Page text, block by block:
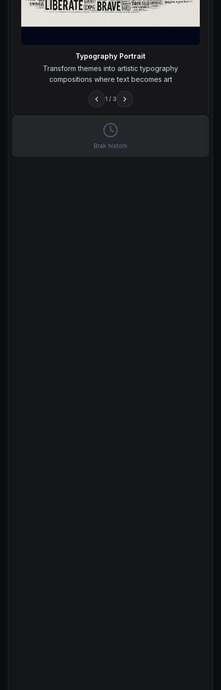
Typography Portrait
Transform themes into artistic typography
compositions where text becomes art
1 / 3
Brak historii